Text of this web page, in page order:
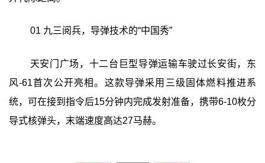
01 九三阅兵，导弹技术的“中国秀”
天安门广场，十二台巨型导弹运输车驶过长安街，东
风-61首次公开亮相。这款导弹采用三级固体燃料推进系
统，可在接到指令后15分钟内完成发射准备，携带6-10枚分
导式核弹头，末端速度高达27马赫。